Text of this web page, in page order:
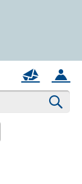
ACCOUNT
MAIL